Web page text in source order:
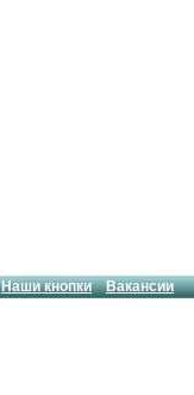
Наши кнопки Вакансии